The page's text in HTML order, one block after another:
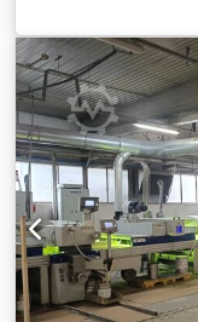
garanti. Kjøper har
stedet. • Særlige
(Henvendelser
telefonnummer!)
155 mm Total
Dekk: PU/PU
mm Maskinvekt ca.:
1,20 m Dedpfjfgyhpjx
Presisjonsstyrt
hydraulenhet i
for økt sikkerhet
stempelstang og
kulelager, gir lett